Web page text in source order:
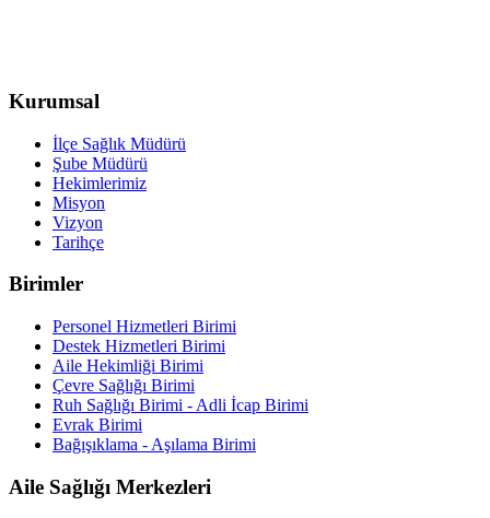
Kurumsal
İlçe Sağlık Müdürü
Şube Müdürü
Hekimlerimiz
Misyon
Vizyon
Tarihçe
Birimler
Personel Hizmetleri Birimi
Destek Hizmetleri Birimi
Aile Hekimliği Birimi
Çevre Sağlığı Birimi
Ruh Sağlığı Birimi - Adli İcap Birimi
Evrak Birimi
Bağışıklama - Aşılama Birimi
Aile Sağlığı Merkezleri